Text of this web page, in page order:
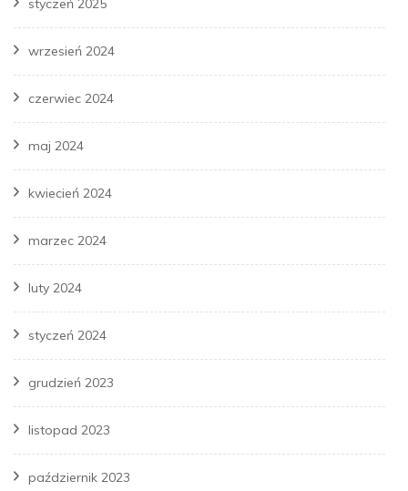
styczeń 2025
wrzesień 2024
czerwiec 2024
maj 2024
kwiecień 2024
marzec 2024
luty 2024
styczeń 2024
grudzień 2023
listopad 2023
październik 2023